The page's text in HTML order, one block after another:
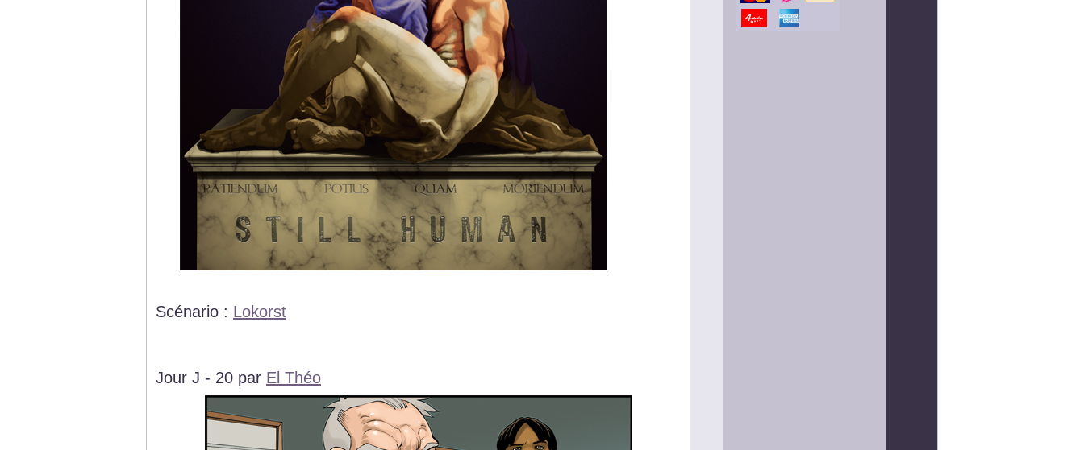
Scénario : Lokorst
Jour J - 20 par El Théo